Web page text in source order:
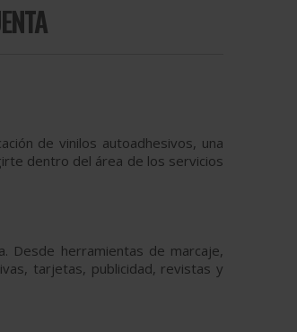
de vinilos autoadhesivos, una
dentro del área de los servicios
Desde herramientas de marcaje,
tarjetas, publicidad, revistas y